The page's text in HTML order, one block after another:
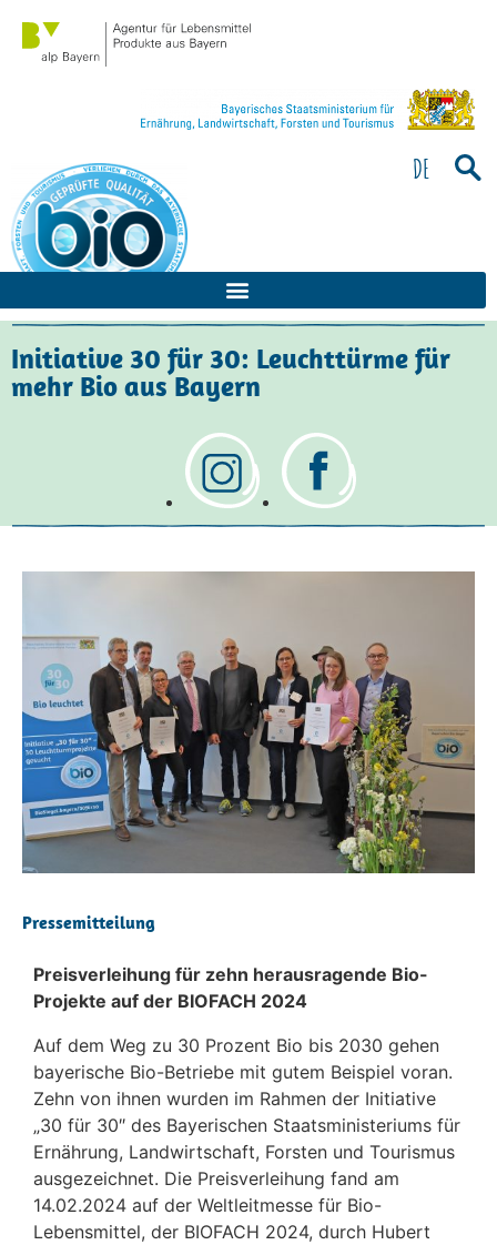
beachten
Barrierefreiheitssystem.
DE
Initiative 30 für 30: Leuchttürme für
mehr Bio aus Bayern
Pressemitteilung
Preisverleihung für zehn herausragende Bio-
Projekte auf der BIOFACH 2024
Auf dem Weg zu 30 Prozent Bio bis 2030 gehen
bayerische Bio-Betriebe mit gutem Beispiel voran.
Zehn von ihnen wurden im Rahmen der Initiative
„30 für 30″ des Bayerischen Staatsministeriums für
Ernährung, Landwirtschaft, Forsten und Tourismus
ausgezeichnet. Die Preisverleihung fand am
14.02.2024 auf der Weltleitmesse für Bio-
Lebensmittel, der BIOFACH 2024, durch Hubert